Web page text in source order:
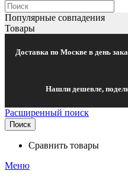
Популярные совпадения
Товары
Доставка по Москве в день
Нашли дешевле,
Расширенный поиск
Поиск
Сравнить товары
Меню